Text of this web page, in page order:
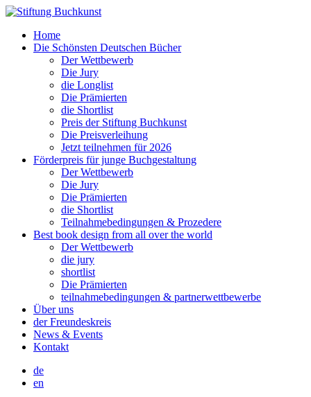
Home
Die Schönsten Deutschen Bücher
Der Wettbewerb
Die Jury
die Longlist
Die Prämierten
die Shortlist
Preis der Stiftung Buchkunst
Die Preisverleihung
Jetzt teilnehmen für 2026
Förderpreis für junge Buchgestaltung
Der Wettbewerb
Die Jury
Die Prämierten
die Shortlist
Teilnahmebedingungen & Prozedere
Best book design from all over the world
Der Wettbewerb
die jury
shortlist
Die Prämierten
teilnahmebedingungen & partnerwettbewerbe
Über uns
der Freundeskreis
News & Events
Kontakt
de
en